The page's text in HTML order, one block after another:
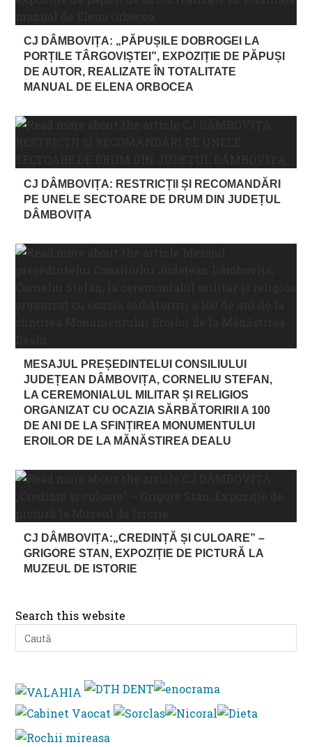
CJ DÂMBOVIȚA: „PĂPUȘILE DOBROGEI LA
PORȚILE TÂRGOVIȘTEI”, EXPOZIȚIE DE PĂPUȘI
DE AUTOR, REALIZATE ÎN TOTALITATE
MANUAL DE ELENA ORBOCEA
CJ DÂMBOVIȚA: RESTRICȚII ȘI RECOMANDĂRI
PE UNELE SECTOARE DE DRUM DIN JUDEȚUL
DÂMBOVIȚA
MESAJUL PREȘEDINTELUI CONSILIULUI
JUDEȚEAN DÂMBOVIȚA, CORNELIU STEFAN,
LA CEREMONIALUL MILITAR ȘI RELIGIOS
ORGANIZAT CU OCAZIA SĂRBĂTORIRII A 100
DE ANI DE LA SFINȚIREA MONUMENTULUI
EROILOR DE LA MĂNĂSTIREA DEALU
CJ DÂMBOVIȚA:„CREDINȚĂ ȘI CULOARE” –
GRIGORE STAN, EXPOZIȚIE DE PICTURĂ LA
MUZEUL DE ISTORIE
Search this website